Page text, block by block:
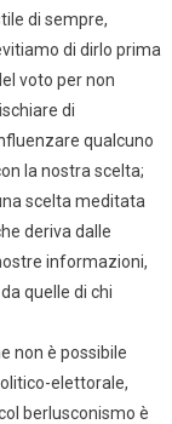
di sempre,
di dirlo prima
voto per non
di
qualcuno
la nostra scelta;
scelta meditata
deriva dalle
informazioni,
quelle di chi
non è possibile
elettorale,
berlusconismo è